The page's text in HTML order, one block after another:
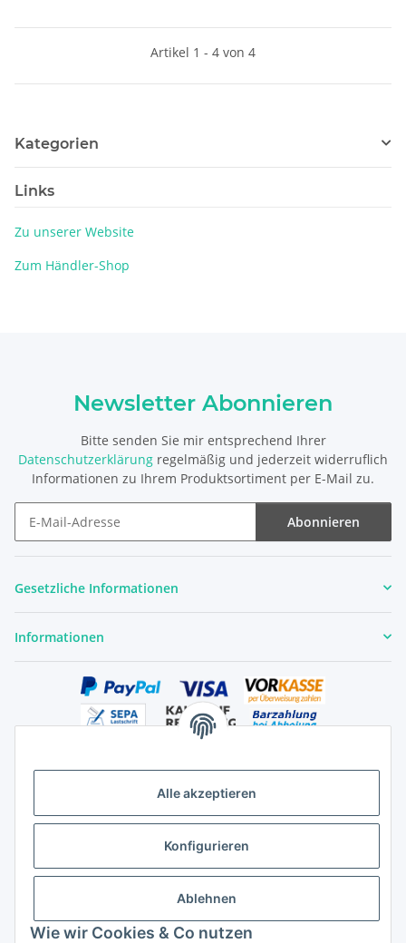
Alle akzeptieren
Konfigurieren
Ablehnen
Wie wir Cookies & Co nutzen
Artikel 1 - 4 von 4
Kategorien
Links
Zu unserer Website
Zum Händler-Shop
Newsletter Abonnieren
Bitte senden Sie mir entsprechend Ihrer
Datenschutzerklärung regelmäßig und jederzeit widerruflich
Informationen zu Ihrem Produktsortiment per E-Mail zu.
Abonnieren
Gesetzliche Informationen
Informationen